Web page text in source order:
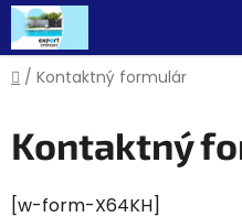
Prejsť
na
obsah
Domov
/ Kontaktný formulár
Kontaktný
[w-form-X64KH]